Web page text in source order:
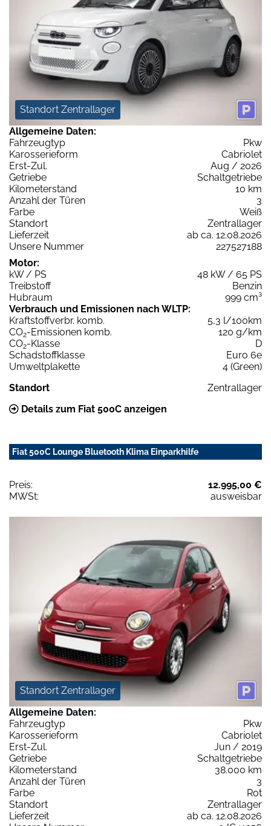
Standort Zentrallager
Allgemeine Daten:
Fahrzeugtyp
Pkw
Karosserieform
Cabriolet
Erst-Zul.
Aug / 2026
Getriebe
Schaltgetriebe
Kilometerstand
10 km
Anzahl der Türen
3
Farbe
Weiß
Standort
Zentrallager
Lieferzeit
ab ca. 12.08.2026
Unsere Nummer
227527188
Motor:
kW / PS
48 kW / 65 PS
Treibstoff
Benzin
Hubraum
999 cm³
Verbrauch und Emissionen nach WLTP:
Kraftstoffverbr. komb.
5,3 l/100km
CO2-Emissionen komb.
120 g/km
CO2-Klasse
D
Schadstoffklasse
Euro 6e
Umweltplakette
4 (Green)
Standort
Zentrallager
Details zum Fiat 500C anzeigen
Fiat 500C Lounge Bluetooth Klima Einparkhilfe
Preis:
12.995,00 €
MWSt:
ausweisbar
Standort Zentrallager
Allgemeine Daten:
Fahrzeugtyp
Pkw
Karosserieform
Cabriolet
Erst-Zul.
Jun / 2019
Getriebe
Schaltgetriebe
Kilometerstand
38.000 km
Anzahl der Türen
3
Farbe
Rot
Standort
Zentrallager
Lieferzeit
ab ca. 12.08.2026